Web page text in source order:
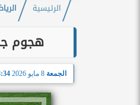
الرئيسية
هجوم
الجمعة 8 مايو 2026